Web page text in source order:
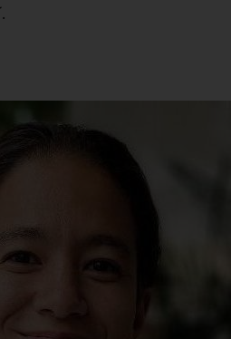
كتاباته وصوره الفوتوغرافية.